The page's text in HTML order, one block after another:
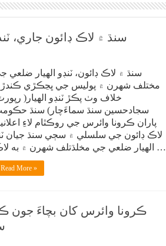
سنڌ ۾ لاڪ ڊائون جاري،
سنڌ ۾ لاڪ ڊائون، ٽنڊو الهيار ضلعي
مختلف شهرن ۾ پوليس جي ڀڃڪڙي
خلاف وٺ پڪڙ ٽنڊو الهيار(
سجادحسين سنڌ سماءَچار) سنڌ
پاران ڪرونا وائرس جي روڪٿام لاءِ
لاڪ ڊائون جي سلسلي ۾ سڄي سنڌ جيان
الهيار ضلعي جي مخلڌتلف شهرن ۾ به لاڪ …
Read More »
ڪرونا وائرس کان بچاءَ جون